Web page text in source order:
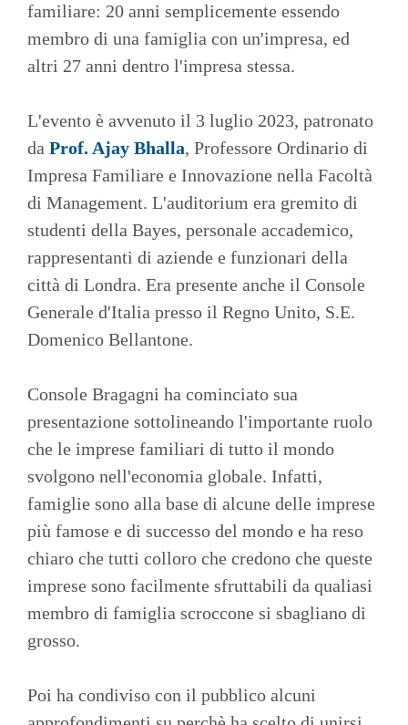
familiare: 20 anni semplicemente essendo
membro di una famiglia con un'impresa, ed
altri 27 anni dentro l'impresa stessa.
L'evento è avvenuto il 3 luglio 2023, patronato
da Prof. Ajay Bhalla, Professore Ordinario di
Impresa Familiare e Innovazione nella Facoltà
di Management. L'auditorium era gremito di
studenti della Bayes, personale accademico,
rappresentanti di aziende e funzionari della
città di Londra. Era presente anche il Console
Generale d'Italia presso il Regno Unito, S.E.
Domenico Bellantone.
Console Bragagni ha cominciato sua
presentazione sottolineando l'importante ruolo
che le imprese familiari di tutto il mondo
svolgono nell'economia globale. Infatti,
famiglie sono alla base di alcune delle imprese
più famose e di successo del mondo e ha reso
chiaro che tutti colloro che credono che queste
imprese sono facilmente sfruttabili da qualiasi
membro di famiglia scroccone si sbagliano di
grosso.
Poi ha condiviso con il pubblico alcuni